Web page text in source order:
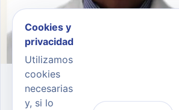
Dr. Andrés Merlo
CIRUJANO PLÁSTICO
Cookies y
privacidad
Utilizamos
cookies
necesarias
y, si lo